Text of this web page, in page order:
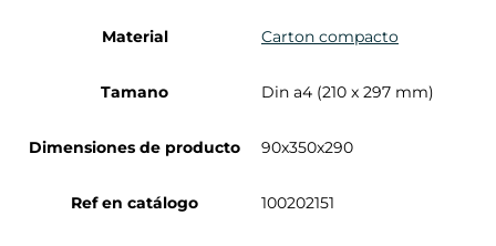
Material Carton compacto
Tamano Din a4 (210 x 297 mm)
Dimensiones de producto 90x350x290
Ref en catálogo 100202151